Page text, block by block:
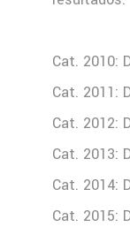
Cat. 2010:
Cat. 2011:
Cat. 2012:
Cat. 2013:
Cat. 2014:
Cat. 2015: